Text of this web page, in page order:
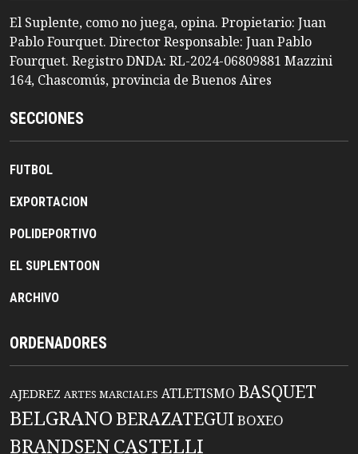
El Suplente, como no juega, opina. Propietario: Juan
Pablo Fourquet. Director Responsable: Juan Pablo
Fourquet. Registro DNDA: RL-2024-06809881 Mazzini
164, Chascomús, provincia de Buenos Aires
SECCIONES
FUTBOL
EXPORTACION
POLIDEPORTIVO
EL SUPLENTOON
ARCHIVO
ORDENADORES
AJEDREZ ARTES MARCIALES ATLETISMO BASQUET
BELGRANO BERAZATEGUIBOXEO
BRANDSENCASTELLI